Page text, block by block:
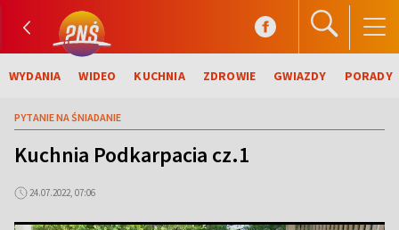
WYDANIA WIDEO KUCHNIA ZDROWIE GWIAZDY PORADY
PYTANIE NA ŚNIADANIE
Kuchnia Podkarpacia cz.1
24.07.2022, 07:06